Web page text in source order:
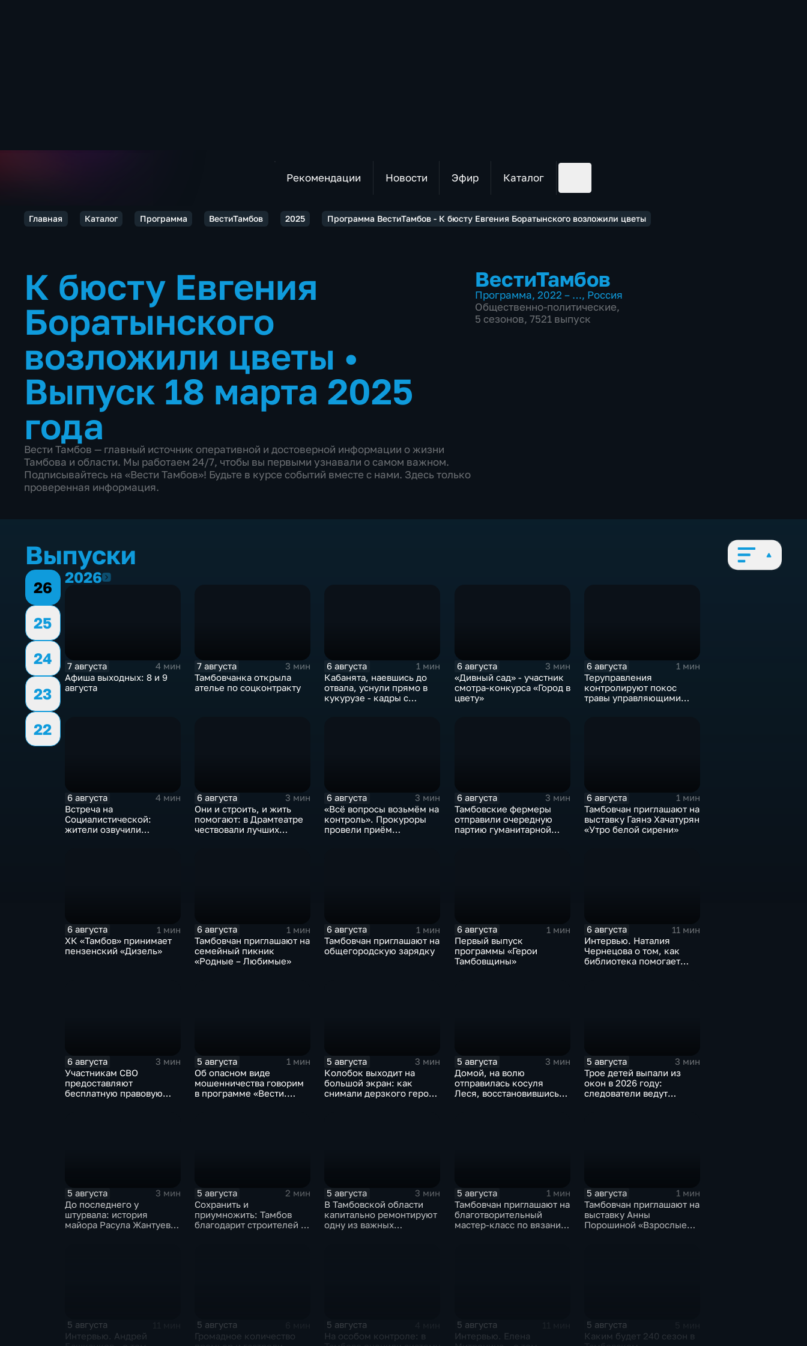
Рекомендации Новости Эфир Каталог
Главная Каталог Программа ВестиТамбов 2025 Программа ВестиТамбов - К бюсту Евгения Боратынского возложили цветы
К бюсту Евгения
Боратынского
возложили цветы •
Выпуск 18 марта 2025
года
Вести Тамбов — главный источник оперативной и достоверной информации о жизни
Тамбова и области. Мы работаем 24/7, чтобы вы первыми узнавали о самом важном.
Подписывайтесь на «Вести Тамбов»! Будьте в курсе событий вместе с нами. Здесь только
проверенная информация.
ВестиТамбов
Программа, 2022 – …, Россия
Общественно-политические,
5 сезонов, 7521 выпуск
Выпуски
26
25
24
23
22
20262026
7 августа
4 мин
Афиша выходных: 8 и 9
августа
7 августа
3 мин
Тамбовчанка открыла
ателье по соцконтракту
6 августа
1 мин
Кабанята, наевшись до
отвала, уснули прямо в
кукурузе - кадры с
6 августа
3 мин
«Дивный сад» - участник
смотра-конкурса «Город в
цвету»
6 августа
1 мин
Теруправления
контролируют покос
травы управляющими
6 августа
4 мин
Встреча на
Социалистической:
жители озвучили
6 августа
3 мин
Они и строить, и жить
помогают: в Драмтеатре
чествовали лучших
6 августа
3 мин
«Всё вопросы возьмём на
контроль». Прокуроры
провели приём
6 августа
3 мин
Тамбовские фермеры
отправили очередную
партию гуманитарной
6 августа
1 мин
Тамбовчан приглашают на
выставку Гаянэ Хачатурян
«Утро белой сирени»
6 августа
1 мин
ХК «Тамбов» принимает
пензенский «Дизель»
6 августа
1 мин
Тамбовчан приглашают на
семейный пикник
«Родные – Любимые»
6 августа
1 мин
Тамбовчан приглашают на
общегородскую зарядку
6 августа
1 мин
Первый выпуск
программы «Герои
Тамбовщины»
6 августа
11 мин
Интервью. Наталия
Чернецова о том, как
библиотека помогает
6 августа
3 мин
Участникам СВО
предоставляют
бесплатную правовую
5 августа
1 мин
Об опасном виде
мошенничества говорим
в программе «Вести.
5 августа
3 мин
Колобок выходит на
большой экран: как
снимали дерзкого героя
5 августа
3 мин
Домой, на волю
отправилась косуля
Леся, восстановившись
5 августа
3 мин
Трое детей выпали из
окон в 2026 году:
следователи ведут
5 августа
3 мин
До последнего у
штурвала: история
майора Расула Жантуева,
5 августа
2 мин
Сохранить и
приумножить: Тамбов
благодарит строителей за
5 августа
3 мин
В Тамбовской области
капитально ремонтируют
одну из важных
5 августа
1 мин
Тамбовчан приглашают на
благотворительный
мастер-класс по вязанию
5 августа
1 мин
Тамбовчан приглашают на
выставку Анны
Порошиной «Взрослые
5 августа
Интервью. Андрей
5 августа
Громадное количество
5 августа
На особом контроле: в
5 августа
Интервью. Елена
5 августа
Каким будет 240 сезон в